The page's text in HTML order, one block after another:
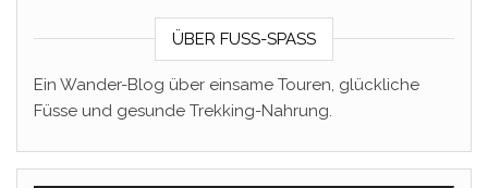
ÜBER FUSS-SPASS
Ein Wander-Blog über einsame Touren, glückliche
Füsse und gesunde Trekking-Nahrung.